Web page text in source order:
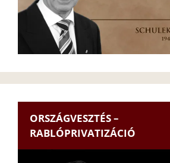
ORSZÁGVESZTÉS –
RABLÓPRIVATIZÁCIÓ